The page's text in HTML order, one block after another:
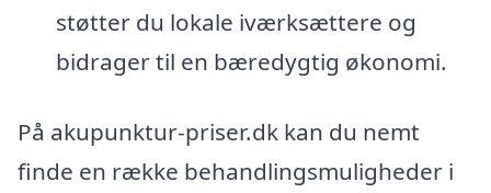
støtter du lokale iværksættere og
bidrager til en bæredygtig økonomi.
På akupunktur-priser.dk kan du nemt
finde en række behandlingsmuligheder i